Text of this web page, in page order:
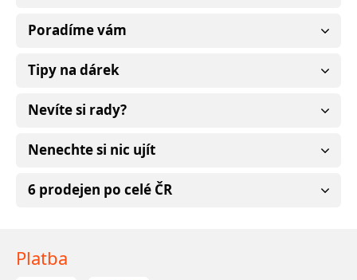
Poradíme vám
Tipy na dárek
Nevíte si rady?
Nenechte si nic ujít
6 prodejen po celé ČR
Platba